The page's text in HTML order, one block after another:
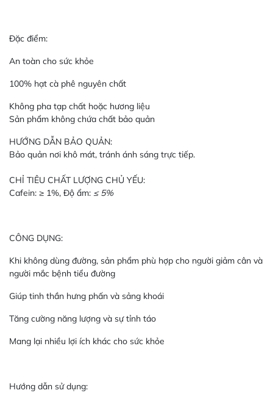
Đặc điểm:
An toàn cho sức khỏe
100% hạt cà phê nguyên chất
Không pha tạp chất hoặc hương liệu
Sản phẩm không chứa chất bảo quản
HƯỚNG DẪN BẢO QUẢN:
Bảo quản nơi khô mát, tránh ánh sáng trực tiếp.
CHỈ TIÊU CHẤT LƯỢNG CHỦ YẾU:
Cafein: ≥ 1%, Độ ẩm: ≤ 5%
CÔNG DỤNG:
Khi không dùng đường, sản phẩm phù hợp cho người giảm cân và
người mắc bệnh tiểu đường
Giúp tinh thần hưng phấn và sảng khoái
Tăng cường năng lượng và sự tỉnh táo
Mang lại nhiều lợi ích khác cho sức khỏe
Hướng dẫn sử dụng: